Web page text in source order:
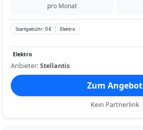
pro Monat
Startgebühr: 0 € Elektro
Elektro
Anbieter:Stellantis
Zum Angebot
Kein Partnerlink